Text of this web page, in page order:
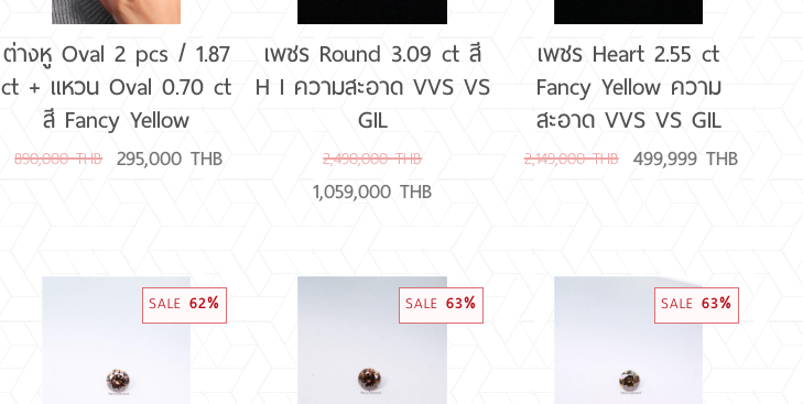
ต่างหู Oval 2 pcs / 1.87
ct + แหวน Oval 0.70 ct
สี Fancy Yellow
890,000 THB 295,000 THB
เพชร Round 3.09 ct สี
H I ความสะอาด VVS VS
GIL
2,490,000 THB
1,059,000 THB
เพชร Heart 2.55 ct
Fancy Yellow ความ
สะอาด VVS VS GIL
2,149,000 THB 499,999 THB
SALE 62% SALE 63% SALE 63%